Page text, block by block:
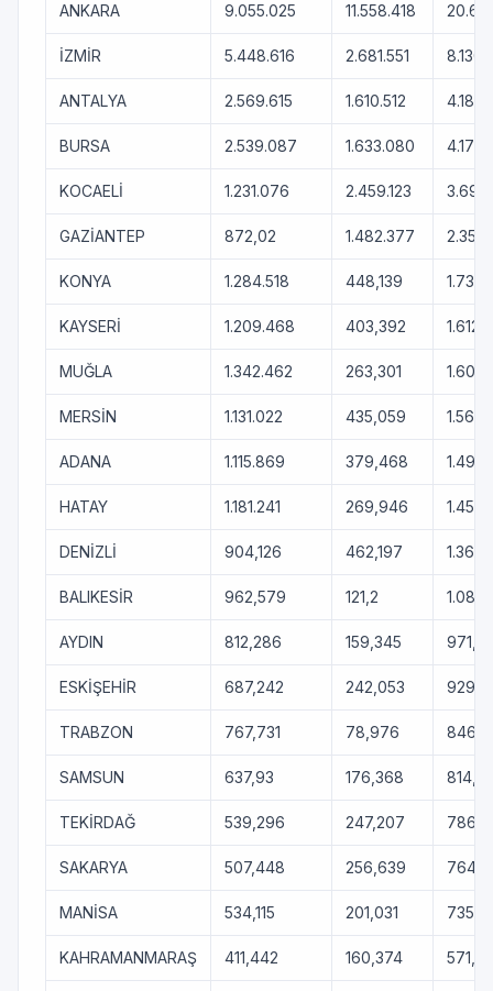
ANKARA 9.055.025 11.558.418
İZMİR 5.448.616 2.681.551
ANTALYA 2.569.615 1.610.512
BURSA 2.539.087 1.633.080
KOCAELİ 1.231.076 2.459.123
GAZİANTEP 872,02 1.482.377
KONYA 1.284.518 448,139
KAYSERİ 1.209.468 403,392
MUĞLA 1.342.462 263,301
MERSİN 1.131.022 435,059
ADANA 1.115.869 379,468
HATAY 1.181.241 269,946
DENİZLİ 904,126 462,197
BALIKESİR 962,579 121,2
AYDIN 812,286 159,345
ESKİŞEHİR 687,242 242,053
TRABZON 767,731 78,976
SAMSUN 637,93 176,368
TEKİRDAĞ 539,296 247,207
SAKARYA 507,448 256,639
MANİSA 534,115 201,031
KAHRAMANMARAŞ 411,442 160,374